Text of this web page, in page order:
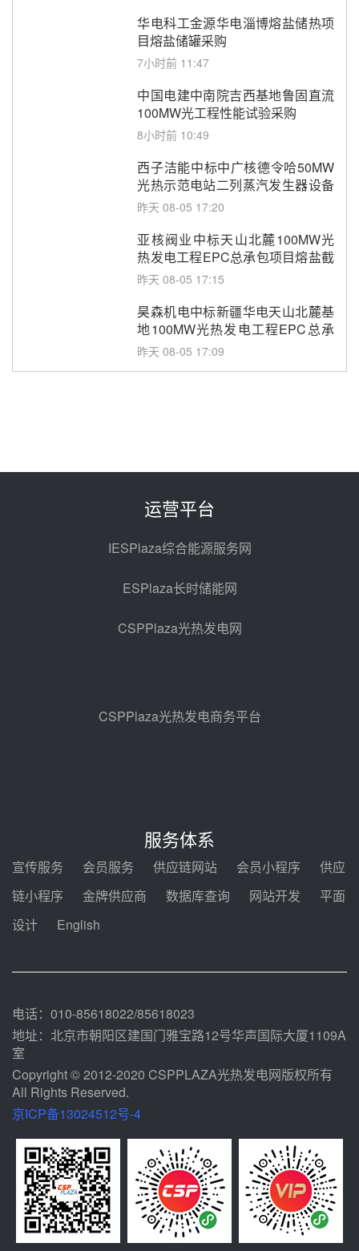
华电科工金源华电淄博熔盐储热项
目熔盐储罐采购
7小时前 11:47
中国电建中南院吉西基地鲁固直流
100MW光工程性能试验采购
8小时前 10:49
西子洁能中标中广核德令哈50MW
光热示范电站二列蒸汽发生器设备
采购
昨天 08-05 17:20
亚核阀业中标天山北麓100MW光
热发电工程EPC总承包项目熔盐截
止阀、熔盐三偏心蝶阀采购
昨天 08-05 17:15
昊森机电中标新疆华电天山北麓基
地100MW光热发电工程EPC总承
包项目熔盐介质超声波流量计采购
昨天 08-05 17:09
电机组灵活性改造项目三元液态盐
2026-2029年熔盐介质框架协议
中能建华中试研院中标重能新疆
100MW光热项目机组调试及性能
试验
昨天 08-05 10:41
格局
昨天 08-05 09:11
锅中标格尔木项目蒸汽发生系统
甘肃建投安装公司赴京洽谈，深化
瓜州、博州光热项目战略合作
发！明确推动光热发电规模化发展
运营平台
IESPlaza综合能源服务网
ESPlaza长时储能网
CSPPlaza光热发电网
CSPPlaza光热发电商务平台
服务体系
宣传服务 会员服务 供应链网站 会员小程序
供应
链小程序
金牌供应商 数据库查询 网站开发
平面
设计
English
电话：010-85618022/85618023
地址：北京市朝阳区建国门雅宝路12号华声国际大厦1109A
室
Copyright © 2012-2020 CSPPLAZA光热发电网版权所有
All Rights Reserved.
京ICP备13024512号-4